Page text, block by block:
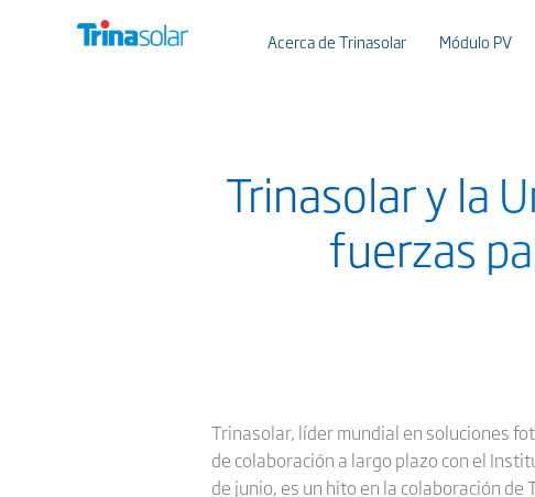
Acerca de Trinasolar Módulo PV
Trinasolar y la
fuerzas
Trinasolar, líder mundial en soluciones
de colaboración a largo plazo con el
de junio, es un hito en la colaboración